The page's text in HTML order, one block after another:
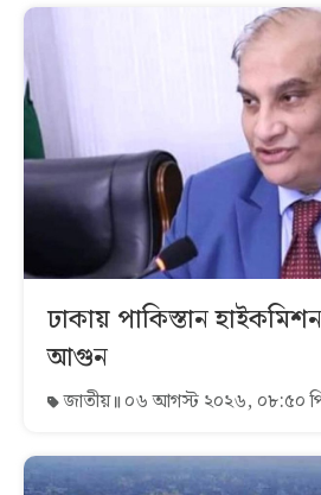
ঢাকায় পাকিস্তান
আগুন
জাতীয় ০৬ আগস্ট ২০২৬, ০৮:৫০